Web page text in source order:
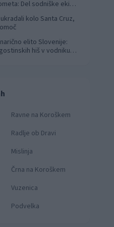
Del sodniške ekipe
kolo Santa Cruz,
elito Slovenije:
hiš v vodniku
Ravne na Koroškem
Radlje ob Dravi
Mislinja
Črna na Koroškem
Vuzenica
Podvelka